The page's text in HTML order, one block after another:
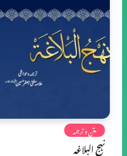
متن و ترجمه
نہج البلاغہ